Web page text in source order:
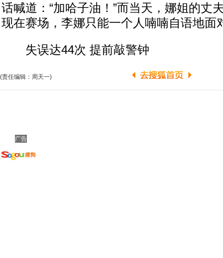
话喊道：“加哈子油！”而当天，娜姐的丈
现在赛场，李娜只能一个人喃喃自语地面
失误达44次 提前敲警钟
(责任编辑：周天一)
广告